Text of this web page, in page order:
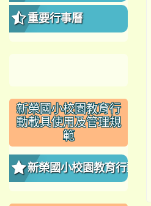
重要行事曆
新榮國小校園教育行
動載具使用及管理規
範
新榮國小校園教育行動